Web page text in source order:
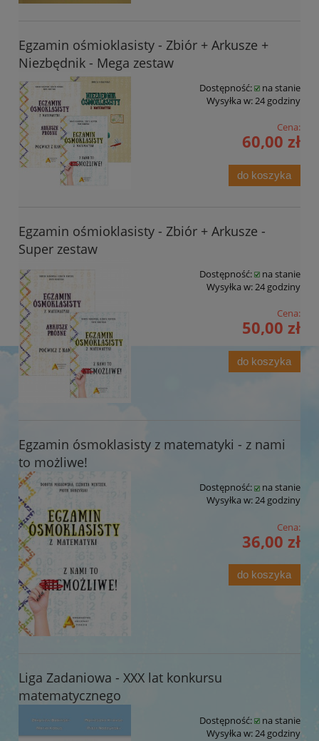
Egzamin ośmioklasisty - Zbiór + Arkusze +
Niezbędnik - Mega zestaw
Dostępność:
na stanie
Wysyłka w:24 godziny
Cena:
60,00 zł
do koszyka
Egzamin ośmioklasisty - Zbiór + Arkusze -
Super zestaw
Dostępność:
na stanie
Wysyłka w:24 godziny
Cena:
50,00 zł
do koszyka
Egzamin ósmoklasisty z matematyki - z nami
to możliwe!
Dostępność:
na stanie
Wysyłka w:24 godziny
Cena:
36,00 zł
do koszyka
Liga Zadaniowa - XXX lat konkursu
matematycznego
Dostępność:
na stanie
Wysyłka w:24 godziny